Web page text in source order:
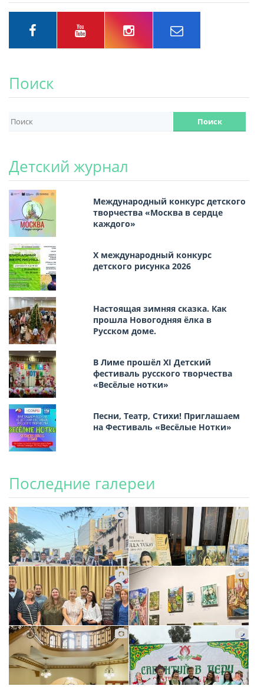
Поиск
Детский журнал
Международный конкурс детского
творчества «Москва в сердце
каждого»
Х международный конкурс
детского рисунка 2026
Настоящая зимняя сказка. Как
прошла Новогодняя ёлка в
Русском доме.
В Лиме прошёл XI Детский
фестиваль русского творчества
«Весёлые нотки»
Песни, Театр, Стихи! Приглашаем
на Фестиваль «Весёлые Нотки»
Последние галереи